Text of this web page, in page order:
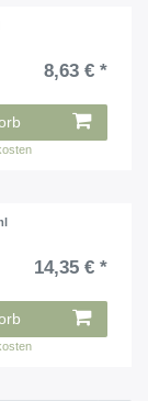
8,63 € *
14,35 € *